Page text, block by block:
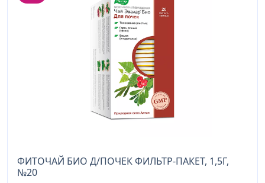
ФИТОЧАЙ БИО Д/ПОЧЕК ФИЛЬТР-ПАКЕТ, 1,5Г,
№20